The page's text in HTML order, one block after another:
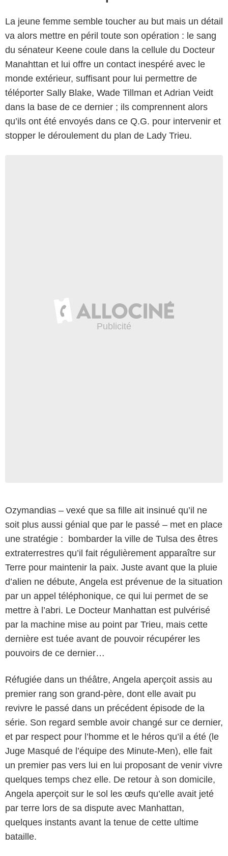
La jeune femme semble toucher au but mais un détail
va alors mettre en péril toute son opération : le sang
du sénateur Keene coule dans la cellule du Docteur
Manahttan et lui offre un contact inespéré avec le
monde extérieur, suffisant pour lui permettre de
téléporter Sally Blake, Wade Tillman et Adrian Veidt
dans la base de ce dernier ; ils comprennent alors
qu’ils ont été envoyés dans ce Q.G. pour intervenir et
stopper le déroulement du plan de Lady Trieu.
Ozymandias – vexé que sa fille ait insinué qu’il ne
soit plus aussi génial que par le passé – met en place
une stratégie : bombarder la ville de Tulsa des êtres
extraterrestres qu’il fait régulièrement apparaître sur
Terre pour maintenir la paix. Juste avant que la pluie
d’alien ne débute, Angela est prévenue de la situation
par un appel téléphonique, ce qui lui permet de se
mettre à l’abri. Le Docteur Manhattan est pulvérisé
par la machine mise au point par Trieu, mais cette
dernière est tuée avant de pouvoir récupérer les
pouvoirs de ce dernier…
Réfugiée dans un théâtre, Angela aperçoit assis au
premier rang son grand-père, dont elle avait pu
revivre le passé dans un précédent épisode de la
série. Son regard semble avoir changé sur ce dernier,
et par respect pour l’homme et le héros qu’il a été (le
Juge Masqué de l’équipe des Minute-Men), elle fait
un premier pas vers lui en lui proposant de venir vivre
quelques temps chez elle. De retour à son domicile,
Angela aperçoit sur le sol les œufs qu’elle avait jeté
par terre lors de sa dispute avec Manhattan,
quelques instants avant la tenue de cette ultime
bataille.